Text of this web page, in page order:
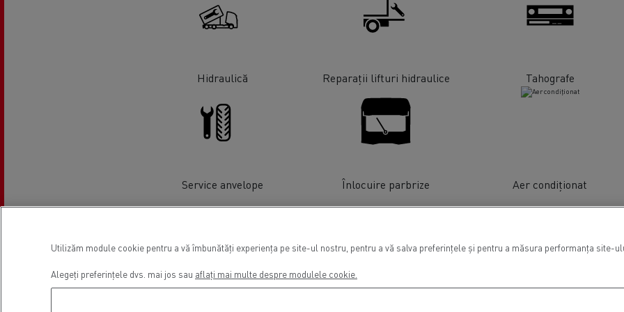
Hidraulică Reparații lifturi hidraulice Tahografe
Service anvelope Înlocuire parbrize Aer condiționat
Utilizăm module cookie pentru a vă îmbunătăți experiența pe site-ul nostru, pentru a vă salva preferințele și pentru a măsura performanța
Alegeți preferințele dvs. mai jos sau aflați mai multe despre modulele cookie.